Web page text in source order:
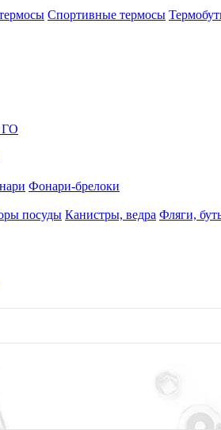
Спортивные термосы
ГО
Фонари-брелоки
посуды Канистры, ведра Фляги,